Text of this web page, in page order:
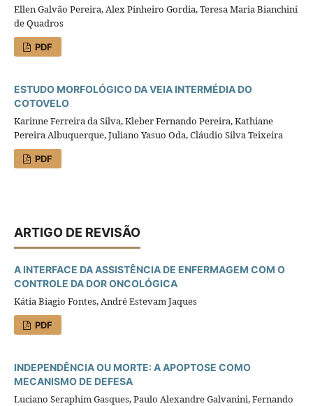
Ellen Galvão Pereira, Alex Pinheiro Gordia, Teresa Maria Bianchini
de Quadros
PDF
ESTUDO MORFOLÓGICO DA VEIA INTERMÉDIA DO
COTOVELO
Karinne Ferreira da Silva, Kleber Fernando Pereira, Kathiane
Pereira Albuquerque, Juliano Yasuo Oda, Cláudio Silva Teixeira
PDF
ARTIGO DE REVISÃO
A INTERFACE DA ASSISTÊNCIA DE ENFERMAGEM COM O
CONTROLE DA DOR ONCOLÓGICA
Kátia Biagio Fontes, André Estevam Jaques
PDF
INDEPENDÊNCIA OU MORTE: A APOPTOSE COMO
MECANISMO DE DEFESA
Luciano Seraphim Gasques, Paulo Alexandre Galvanini, Fernando